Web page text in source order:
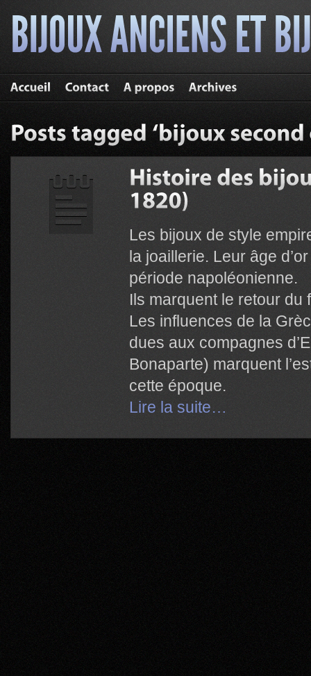
Les bijoux de style
la joaillerie. Leur âge
période napoléonienne.
Ils marquent le retour du
Les influences de la
dues aux compagnes
Bonaparte) marquent
cette époque.
Lire la suite…